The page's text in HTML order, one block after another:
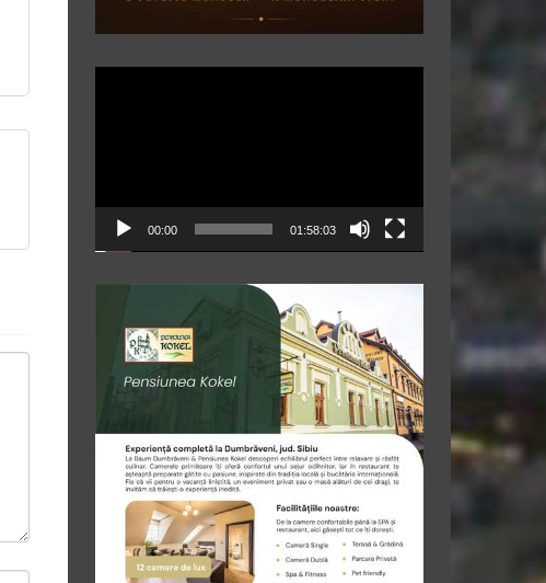
00:00 01:58:03